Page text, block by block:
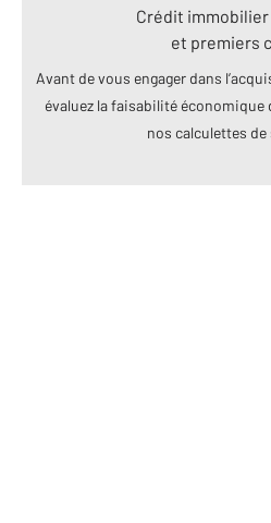
Crédit
et premiers
Avant de vous engager dans
évaluez la faisabilité
nos calculettes